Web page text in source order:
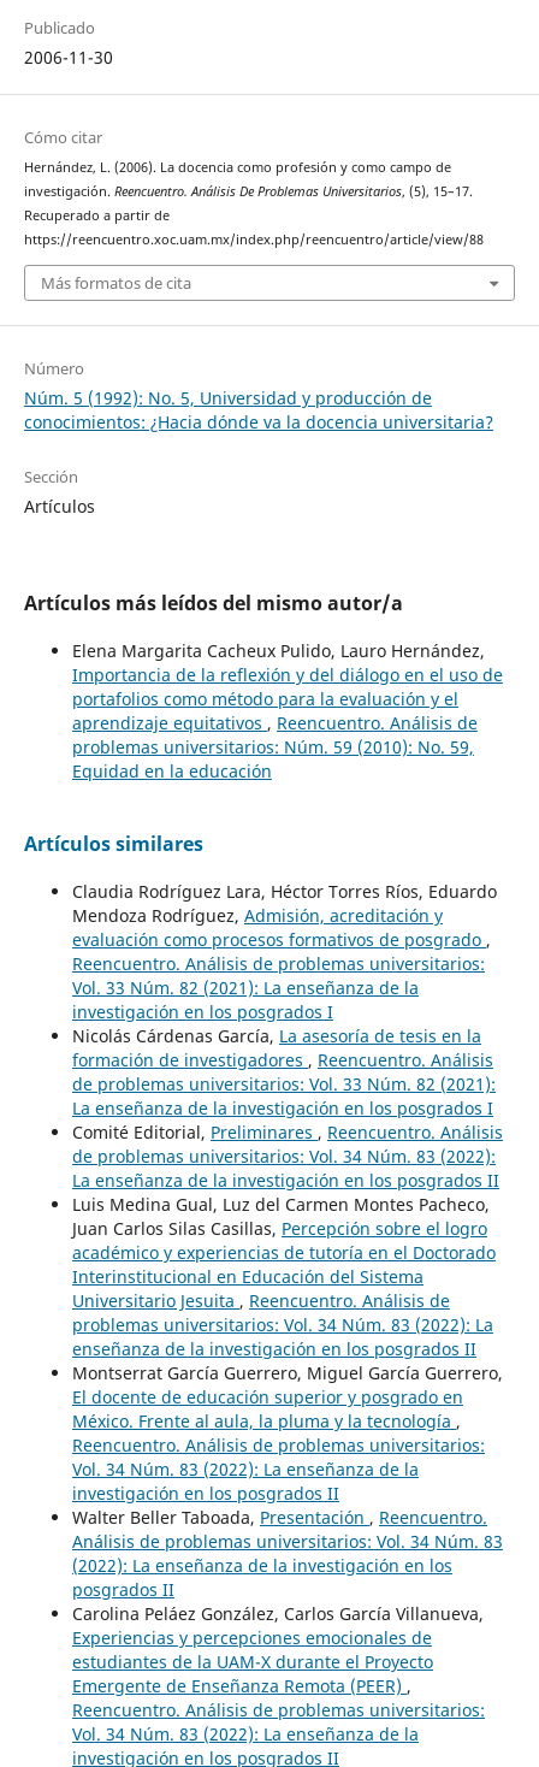
Publicado
2006-11-30
Cómo citar
Hernández, L. (2006). La docencia como profesión y como campo de
investigación. Reencuentro. Análisis De Problemas Universitarios, (5), 15–17.
Recuperado a partir de
https://reencuentro.xoc.uam.mx/index.php/reencuentro/article/view/88
Más formatos de cita
Número
Núm. 5 (1992): No. 5, Universidad y producción de
conocimientos: ¿Hacia dónde va la docencia universitaria?
Sección
Artículos
Artículos más leídos del mismo autor/a
Elena Margarita Cacheux Pulido, Lauro Hernández,
Importancia de la reflexión y del diálogo en el uso de
portafolios como método para la evaluación y el
aprendizaje equitativos , Reencuentro. Análisis de
problemas universitarios: Núm. 59 (2010): No. 59,
Equidad en la educación
Artículos similares
Claudia Rodríguez Lara, Héctor Torres Ríos, Eduardo
Mendoza Rodríguez, Admisión, acreditación y
evaluación como procesos formativos de posgrado ,
Reencuentro. Análisis de problemas universitarios:
Vol. 33 Núm. 82 (2021): La enseñanza de la
investigación en los posgrados I
Nicolás Cárdenas García, La asesoría de tesis en la
formación de investigadores , Reencuentro. Análisis
de problemas universitarios: Vol. 33 Núm. 82 (2021):
La enseñanza de la investigación en los posgrados I
Comité Editorial, Preliminares , Reencuentro. Análisis
de problemas universitarios: Vol. 34 Núm. 83 (2022):
La enseñanza de la investigación en los posgrados II
Luis Medina Gual, Luz del Carmen Montes Pacheco,
Juan Carlos Silas Casillas, Percepción sobre el logro
académico y experiencias de tutoría en el Doctorado
Interinstitucional en Educación del Sistema
Universitario Jesuita , Reencuentro. Análisis de
problemas universitarios: Vol. 34 Núm. 83 (2022): La
enseñanza de la investigación en los posgrados II
Montserrat García Guerrero, Miguel García Guerrero,
El docente de educación superior y posgrado en
México. Frente al aula, la pluma y la tecnología ,
Reencuentro. Análisis de problemas universitarios:
Vol. 34 Núm. 83 (2022): La enseñanza de la
investigación en los posgrados II
Walter Beller Taboada, Presentación , Reencuentro.
Análisis de problemas universitarios: Vol. 34 Núm. 83
(2022): La enseñanza de la investigación en los
posgrados II
Carolina Peláez González, Carlos García Villanueva,
Experiencias y percepciones emocionales de
estudiantes de la UAM-X durante el Proyecto
Emergente de Enseñanza Remota (PEER) ,
Reencuentro. Análisis de problemas universitarios:
Vol. 34 Núm. 83 (2022): La enseñanza de la
investigación en los posgrados II